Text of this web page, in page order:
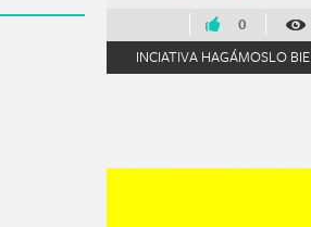
Preparatoria filter
0
INCIATIVA HAGÁMOSLO